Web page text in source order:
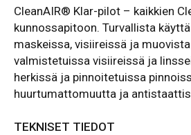
CleanAIR® Klar-pilot – kaikkien
kunnossapitoon. Turvallista
maskeissa, visiireissä ja
valmistetuissa visiireissä ja
herkissä ja pinnoitetuissa
huurtumattomuutta ja
TEKNISET TIEDOT